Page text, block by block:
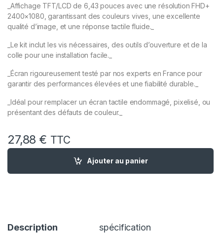
_Affichage TFT/LCD de 6,43 pouces avec une résolution FHD+
2400×1080, garantissant des couleurs vives, une excellente
qualité d’image, et une réponse tactile fluide._
_Le kit inclut les vis nécessaires, des outils d’ouverture et de la
colle pour une installation facile._
_Écran rigoureusement testé par nos experts en France pour
garantir des performances élevées et une fiabilité durable._
_Idéal pour remplacer un écran tactile endommagé, pixelisé, ou
présentant des défauts de couleur._
27,88 € TTC
quantité de Ecran Complete Remplacement pour XIAOMI
Ajouter au panier
Description spécification